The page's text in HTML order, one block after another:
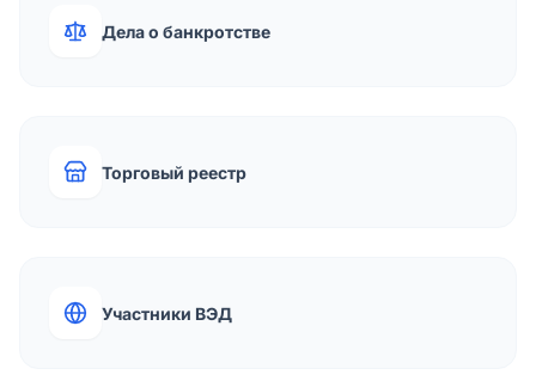
Дела о банкротстве
Торговый реестр
Участники ВЭД